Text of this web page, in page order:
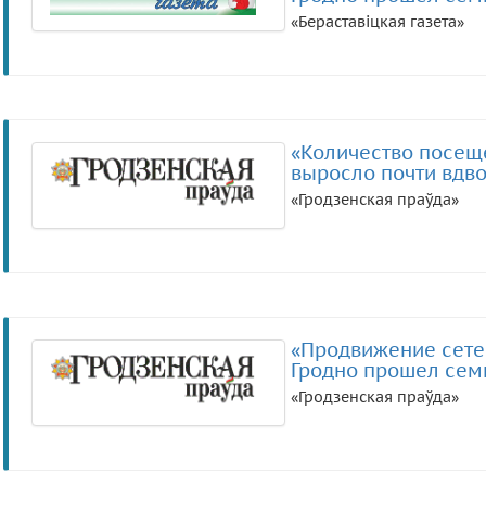
«Бераставіцкая газета»
«Количество
выросло почти
«Гродзенская праўда»
«Продвижение
Гродно прошел
«Гродзенская праўда»